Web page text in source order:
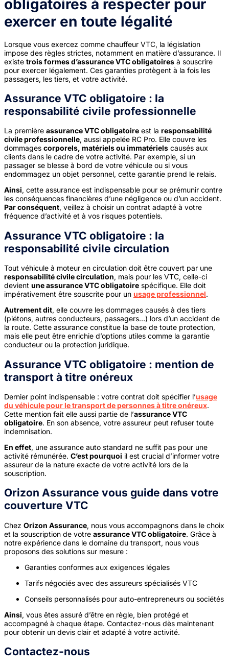
obligatoires à respecter pour
exercer en toute légalité
Lorsque vous exercez comme chauffeur VTC, la législation
impose des règles strictes, notamment en matière d’assurance. Il
existe trois formes d’assurance VTC obligatoires à souscrire
pour exercer légalement. Ces garanties protègent à la fois les
passagers, les tiers, et votre activité.
Assurance VTC obligatoire : la
responsabilité civile professionnelle
La première assurance VTC obligatoire est la responsabilité
civile professionnelle, aussi appelée RC Pro. Elle couvre les
dommages corporels, matériels ou immatériels causés aux
clients dans le cadre de votre activité. Par exemple, si un
passager se blesse à bord de votre véhicule ou si vous
endommagez un objet personnel, cette garantie prend le relais.
Ainsi, cette assurance est indispensable pour se prémunir contre
les conséquences financières d’une négligence ou d’un accident.
Par conséquent, veillez à choisir un contrat adapté à votre
fréquence d’activité et à vos risques potentiels.
Assurance VTC obligatoire : la
responsabilité civile circulation
Tout véhicule à moteur en circulation doit être couvert par une
responsabilité civile circulation, mais pour les VTC, celle-ci
devient une assurance VTC obligatoire spécifique. Elle doit
impérativement être souscrite pour un usage professionnel.
Autrement dit, elle couvre les dommages causés à des tiers
(piétons, autres conducteurs, passagers…) lors d’un accident de
la route. Cette assurance constitue la base de toute protection,
mais elle peut être enrichie d’options utiles comme la garantie
conducteur ou la protection juridique.
Assurance VTC obligatoire : mention de
transport à titre onéreux
Dernier point indispensable : votre contrat doit spécifier l’usage
du véhicule pour le transport de personnes à titre onéreux.
Cette mention fait elle aussi partie de l’assurance VTC
obligatoire. En son absence, votre assureur peut refuser toute
indemnisation.
En effet, une assurance auto standard ne suffit pas pour une
activité rémunérée. C’est pourquoi il est crucial d’informer votre
assureur de la nature exacte de votre activité lors de la
souscription.
Orizon Assurance vous guide dans votre
couverture VTC
Chez Orizon Assurance, nous vous accompagnons dans le choix
et la souscription de votre assurance VTC obligatoire. Grâce à
notre expérience dans le domaine du transport, nous vous
proposons des solutions sur mesure :
Garanties conformes aux exigences légales
Tarifs négociés avec des assureurs spécialisés VTC
Conseils personnalisés pour auto-entrepreneurs ou sociétés
Ainsi, vous êtes assuré d’être en règle, bien protégé et
accompagné à chaque étape. Contactez-nous dès maintenant
pour obtenir un devis clair et adapté à votre activité.
Contactez-nous